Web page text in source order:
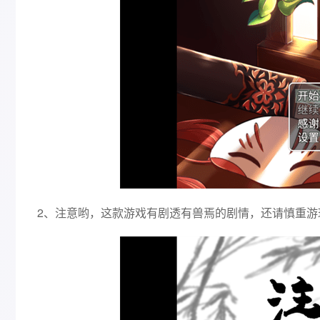
2、注意哟，这款游戏有剧透有兽焉的剧情，还请慎重